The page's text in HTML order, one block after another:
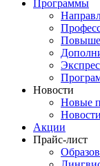
Программы
Новости
Новые
Акции
Прайс-лист